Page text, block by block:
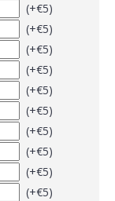
(+€5)
(+€5)
(+€5)
(+€5)
(+€5)
(+€5)
(+€5)
(+€5)
(+€5)
(+€5)